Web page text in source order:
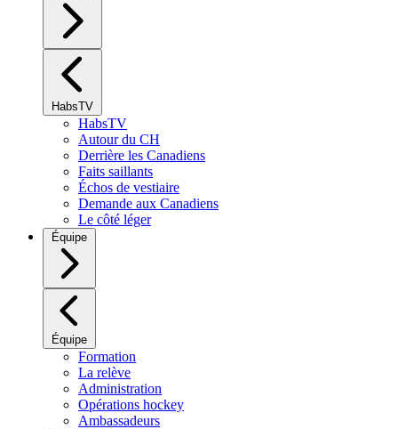
HabsTV
HabsTV
Autour du CH
Derrière les Canadiens
Faits saillants
Échos de vestiaire
Demande aux Canadiens
Le côté léger
Équipe
Équipe
Formation
La relève
Administration
Opérations hockey
Ambassadeurs